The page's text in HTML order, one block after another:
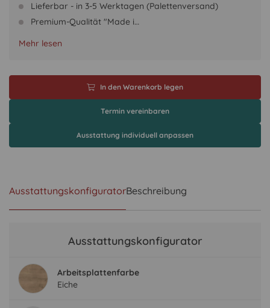
Lieferbar - in 3-5 Werktagen (Palettenversand)
Premium-Qualität "Made i…
Mehr lesen
In den Warenkorb legen
Termin vereinbaren
Ausstattung individuell anpassen
AusstattungskonfiguratorBeschreibung
Ausstattungskonfigurator
Arbeitsplattenfarbe
Eiche